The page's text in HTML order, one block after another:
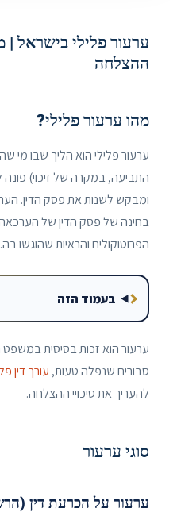
ערעור פלילי בישראל |
ההצלחה
מהו ערעור פלילי?
ערעור פלילי הוא הליך שבו מי
התביעה, במקרה של זיכוי) פונה
ומבקש לשנות את פסק הדין.
בחינה של פסק הדין של
הפרוטוקולים והראיות שהוגשו בה.
בעמוד הזה
ערעור הוא זכות בסיסית
סבורים שנפלה טעות, עורך דין
להעריך את סיכויי ההצלחה.
סוגי ערעור
ערעור על הכרעת דין